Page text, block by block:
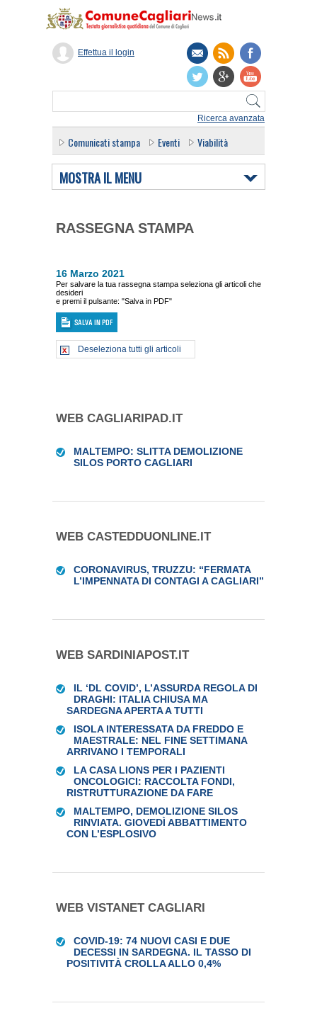
Ricerca avanzata
Effettua il login
Comunicati stampa Eventi Viabilità
MOSTRA IL MENU
RASSEGNA STAMPA
16 Marzo 2021
Per salvare la tua rassegna stampa seleziona gli articoli che
desideri
e premi il pulsante: "Salva in PDF"
Deseleziona tutti gli articoli
WEB CAGLIARIPAD.IT
MALTEMPO: SLITTA DEMOLIZIONE
SILOS PORTO CAGLIARI
WEB CASTEDDUONLINE.IT
CORONAVIRUS, TRUZZU: “FERMATA
L’IMPENNATA DI CONTAGI A CAGLIARI”
WEB SARDINIAPOST.IT
IL ‘DL COVID’, L’ASSURDA REGOLA DI
DRAGHI: ITALIA CHIUSA MA
SARDEGNA APERTA A TUTTI
ISOLA INTERESSATA DA FREDDO E
MAESTRALE: NEL FINE SETTIMANA
ARRIVANO I TEMPORALI
LA CASA LIONS PER I PAZIENTI
ONCOLOGICI: RACCOLTA FONDI,
RISTRUTTURAZIONE DA FARE
MALTEMPO, DEMOLIZIONE SILOS
RINVIATA. GIOVEDÌ ABBATTIMENTO
CON L’ESPLOSIVO
WEB VISTANET CAGLIARI
COVID-19: 74 NUOVI CASI E DUE
DECESSI IN SARDEGNA. IL TASSO DI
POSITIVITÀ CROLLA ALLO 0,4%